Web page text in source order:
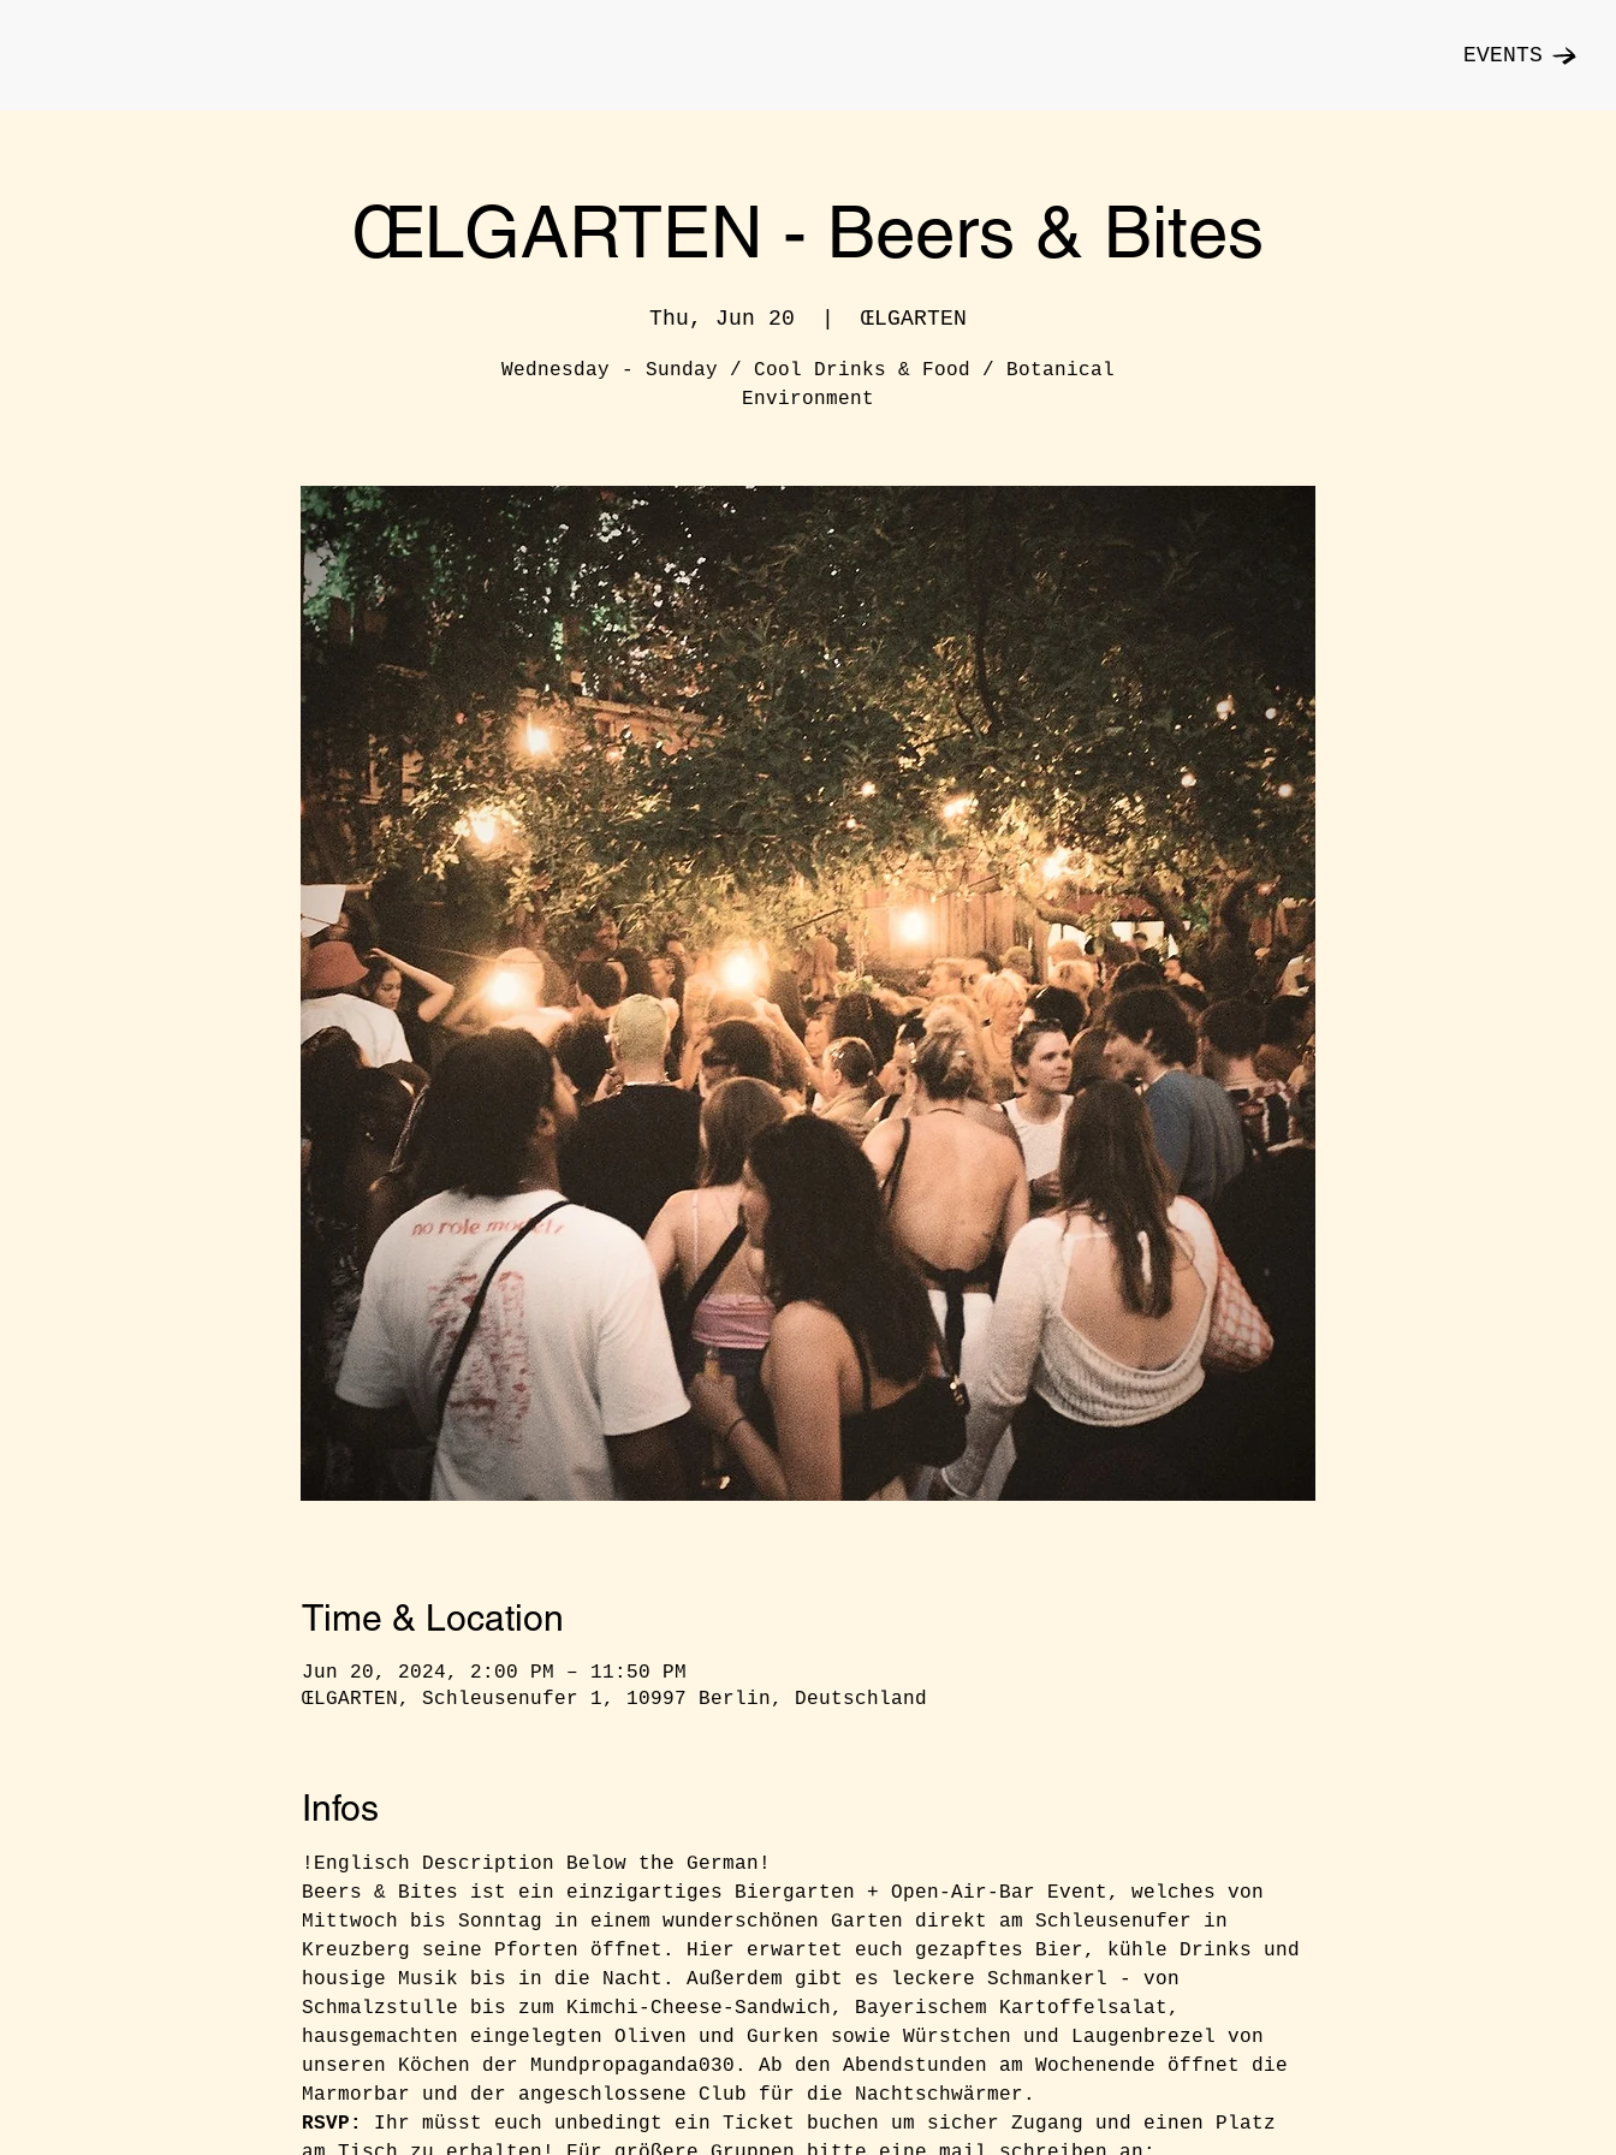
EVENTS
ŒLGARTEN - Beers & Bites
Thu, Jun 20 ŒLGARTEN
Wednesday - Sunday / Cool Drinks & Food / Botanical
Environment
Time & Location
Jun 20, 2024, 2:00 PM – 11:50 PM
ŒLGARTEN, Schleusenufer 1, 10997 Berlin, Deutschland
Infos
!Englisch Description Below the German!
Beers & Bites ist ein einzigartiges Biergarten + Open-Air-Bar Event, welches von
Mittwoch bis Sonntag in einem wunderschönen Garten direkt am Schleusenufer in
Kreuzberg seine Pforten öffnet. Hier erwartet euch gezapftes Bier, kühle Drinks und
housige Musik bis in die Nacht. Außerdem gibt es leckere Schmankerl - von
Schmalzstulle bis zum Kimchi-Cheese-Sandwich, Bayerischem Kartoffelsalat,
hausgemachten eingelegten Oliven und Gurken sowie Würstchen und Laugenbrezel von
unseren Köchen der Mundpropaganda030. Ab den Abendstunden am Wochenende öffnet die
Marmorbar und der angeschlossene Club für die Nachtschwärmer.
RSVP: Ihr müsst euch unbedingt ein Ticket buchen um sicher Zugang und einen Platz